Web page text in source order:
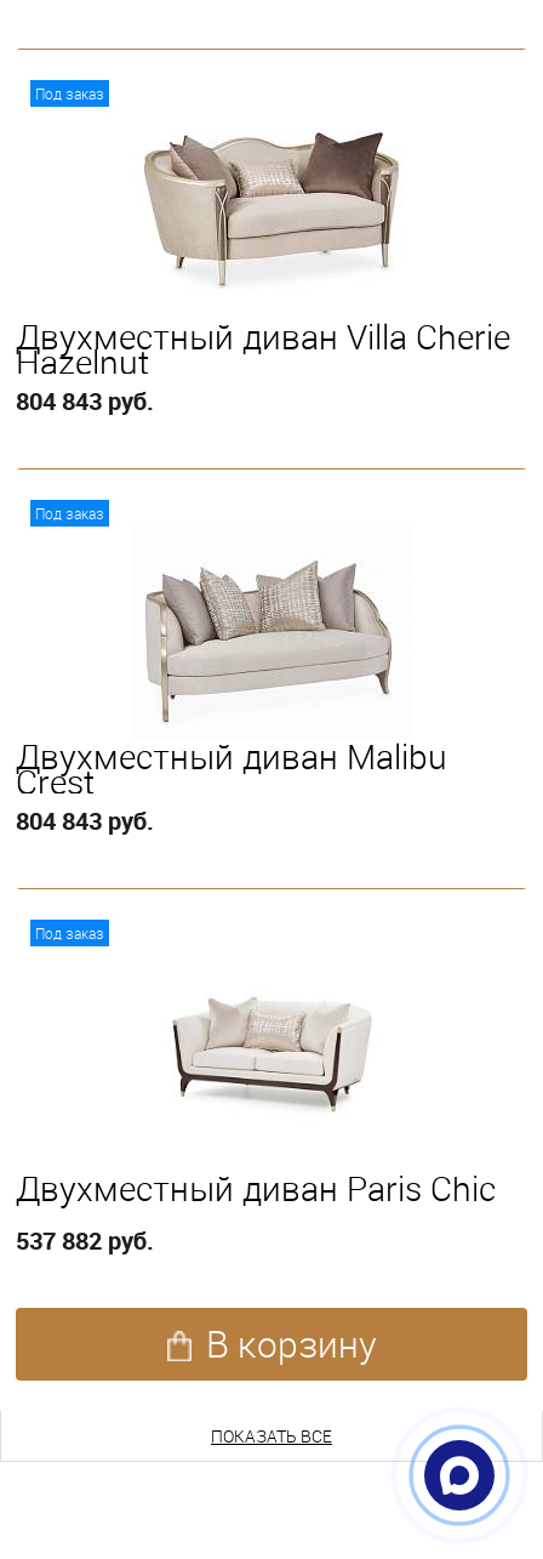
Под заказ
Двухместный диван Villa Cherie
Hazelnut
804 843 руб.
Под заказ
Двухместный диван Malibu
Crest
804 843 руб.
Под заказ
Двухместный диван Paris Chic
537 882 руб.
В корзину
ПОКАЗАТЬ ЕЩЕ
ПОКАЗАТЬ ВСЕ